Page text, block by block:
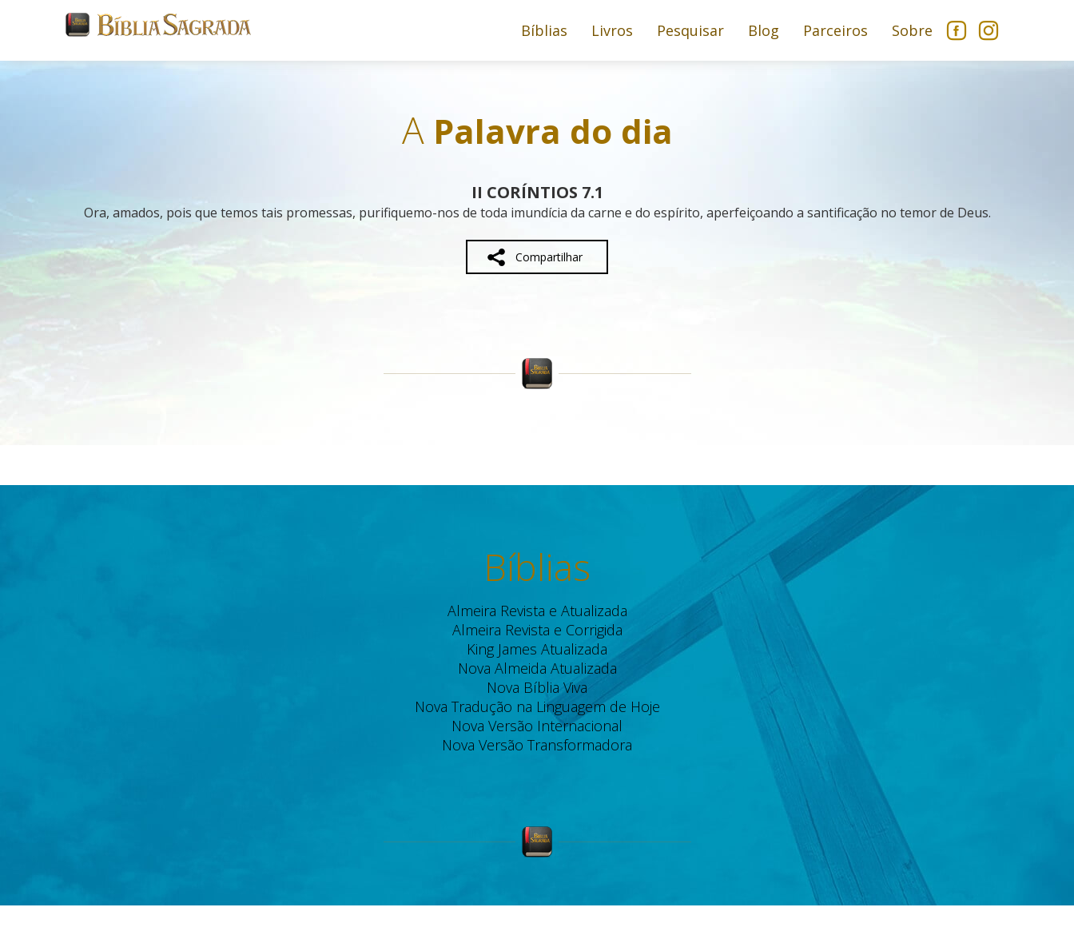
Bíblias Livros Pesquisar Blog Parceiros Sobre
APalavra do dia
II CORÍNTIOS 7.1
Ora, amados, pois que temos tais promessas, purifiquemo-nos de toda imundícia da carne e do espírito, aperfeiçoando a santificação no temor de Deus.
Compartilhar
Bíblias
Almeira Revista e Atualizada
Almeira Revista e Corrigida
King James Atualizada
Nova Almeida Atualizada
Nova Bíblia Viva
Nova Tradução na Linguagem de Hoje
Nova Versão Internacional
Nova Versão Transformadora